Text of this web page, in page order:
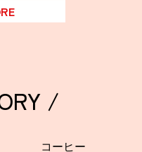
/
コーヒー